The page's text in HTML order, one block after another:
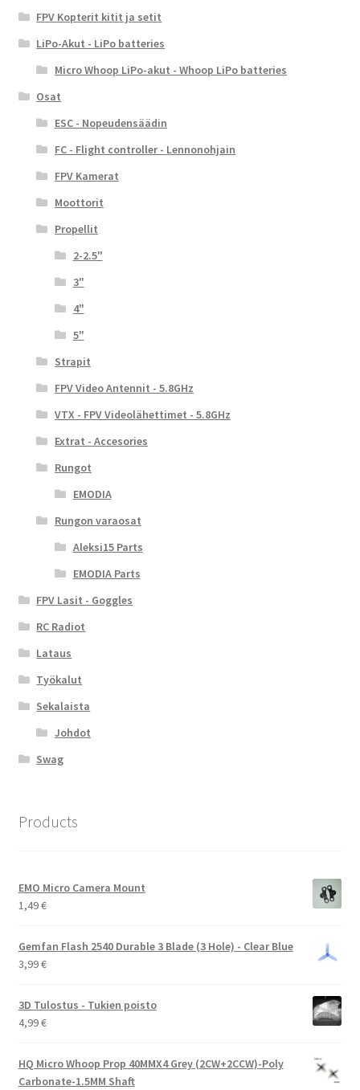
FPV Kopterit kitit ja setit
LiPo-Akut - LiPo batteries
Micro Whoop LiPo-akut - Whoop LiPo batteries
Osat
ESC - Nopeudensäädin
FC - Flight controller - Lennonohjain
FPV Kamerat
Moottorit
Propellit
2-2.5"
3"
4"
5"
Strapit
FPV Video Antennit - 5.8GHz
VTX - FPV Videolähettimet - 5.8GHz
Extrat - Accesories
Rungot
EMODIA
Rungon varaosat
Aleksi15 Parts
EMODIA Parts
FPV Lasit - Goggles
RC Radiot
Lataus
Työkalut
Sekalaista
Johdot
Swag
Products
EMO Micro Camera Mount
1,49€
Gemfan Flash 2540 Durable 3 Blade (3 Hole) - Clear Blue
3,99€
3D Tulostus - Tukien poisto
4,99€
HQ Micro Whoop Prop 40MMX4 Grey (2CW+2CCW)-Poly
Carbonate-1.5MM Shaft